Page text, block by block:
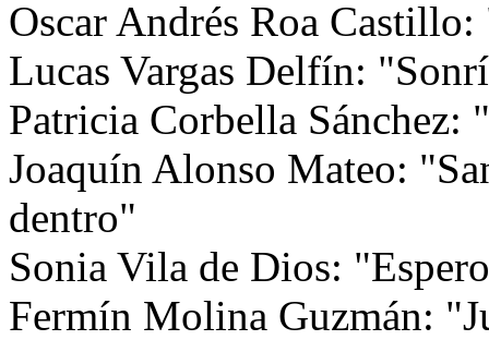
Oscar Andrés Roa
Lucas Vargas Delfín:
Patricia Corbella
Joaquín Alonso Mateo:
dentro"
Sonia Vila de Dios:
Fermín Molina Guzmán: